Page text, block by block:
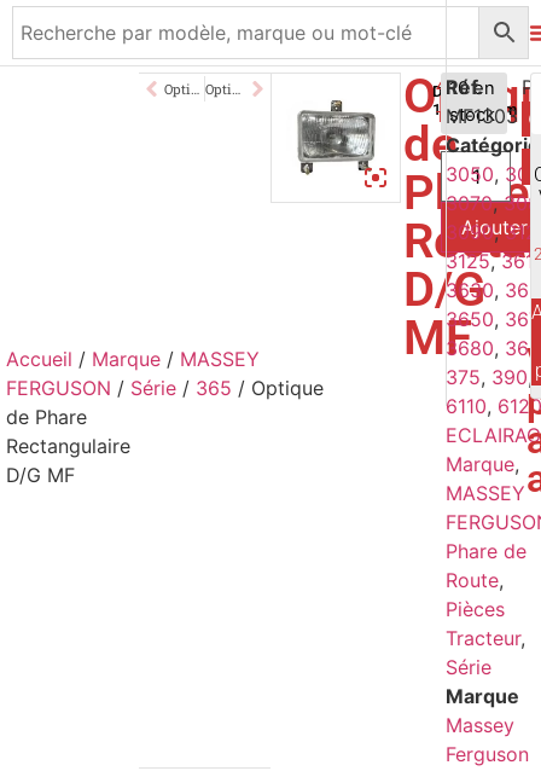
Accueil / Marque / MASSEY
FERGUSON / Série / 365 / Optique
de Phare
Rectangulaire
D/G MF
de
Phare
D/G
MF
Dimension
106*168mm
45,00€
TTC
10 en
stock
Ajouter
Réf.
MF1303
3050,
3070,
3090,
3125,
3630, 365
3650,
3680,
375, 390,
6110, 6120
Marque,
MASSEY
Phare de
Route,
Pièces
Tracteur,
Série
Marque
Massey
Ferguson